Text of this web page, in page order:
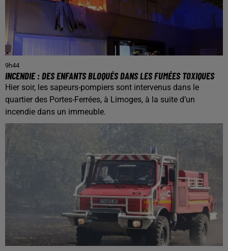
9h44
INCENDIE : DES ENFANTS BLOQUÉS DANS LES FUMÉES TOXIQUES
Hier soir, les sapeurs-pompiers sont intervenus dans le
quartier des Portes-Ferrées, à Limoges, à la suite d’un
incendie dans un immeuble.